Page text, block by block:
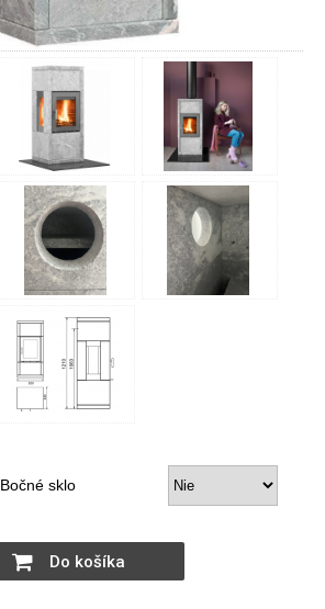
Bočné sklo
Do košíka